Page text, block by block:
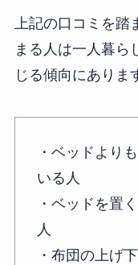
上記の口コミを踏
まる人は一人暮ら
じる傾向にありま
・ベッドより
いる人
・ベッドを置
人
・布団の上げ